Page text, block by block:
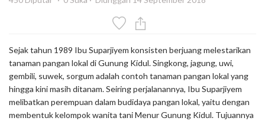
Sejak tahun 1989 Ibu Suparjiyem konsisten berjuang melestarikan
tanaman pangan lokal di Gunung Kidul. Singkong, jagung, uwi,
gembili, suwek, sorgum adalah contoh tanaman pangan lokal yang
hingga kini masih ditanam. Seiring perjalanannya, Ibu Suparjiyem
melibatkan perempuan dalam budidaya pangan lokal, yaitu dengan
membentuk kelompok wanita tani Menur Gunung Kidul. Tujuannya